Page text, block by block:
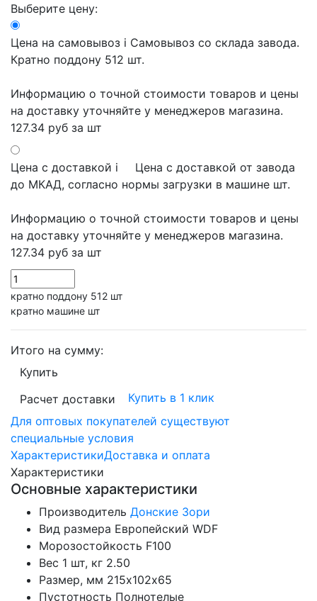
Выберите цену:
Цена на самовывоз i Самовывоз со склада завода.
Кратно поддону 512 шт.
Информацию о точной стоимости товаров и цены
на доставку уточняйте у менеджеров магазина.
127.34 руб за шт
Цена с доставкой i
Цена с доставкой от завода
до МКАД, согласно нормы загрузки в машине шт.
Информацию о точной стоимости товаров и цены
на доставку уточняйте у менеджеров магазина.
127.34 руб за шт
кратно поддону 512 шт
кратно машине шт
Итого на сумму:
Купить
Расчет доставки
Купить в 1 клик
Для оптовых покупателей существуют
специальные условия
ХарактеристикиДоставка и оплата
Характеристики
Основные характеристики
Производитель Донские Зори
Вид размера Европейский WDF
Морозостойкость F100
Вес 1 шт, кг 2.50
Размер, мм 215х102х65
Пустотность Полнотелые